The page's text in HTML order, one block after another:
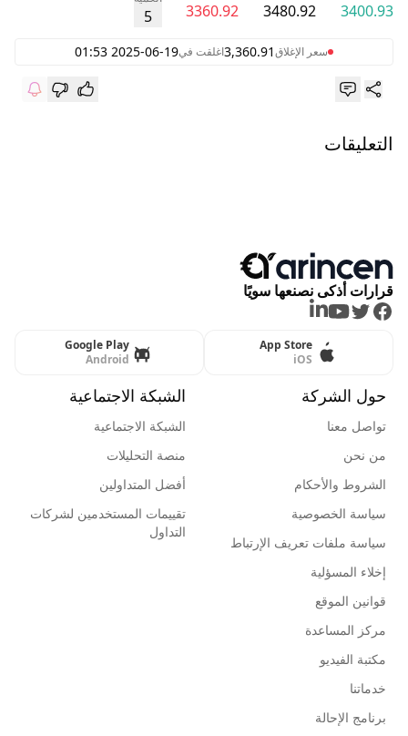
3400.93
3480.92
3360.92
5
سعر الإغلاق3,360.91اغلقت في2025-06-19 01:53
التعليقات
قرارات أذكى نصنعها سويًا
Facebook
Twitter
Youtube
LinkedIn
App Store
iOS
Google Play
Android
حول الشركة
تواصل معنا
من نحن
الشروط والأحكام
سياسة الخصوصية
سياسة ملفات تعريف الإرتباط
إخلاء المسؤلية
قوانين الموقع
مركز المساعدة
مكتبة الفيديو
خدماتنا
برنامج الإحالة
الشبكة الاجتماعية
الشبكة الاجتماعية
منصة التحليلات
أفضل المتداولين
تقييمات المستخدمين لشركات
التداول